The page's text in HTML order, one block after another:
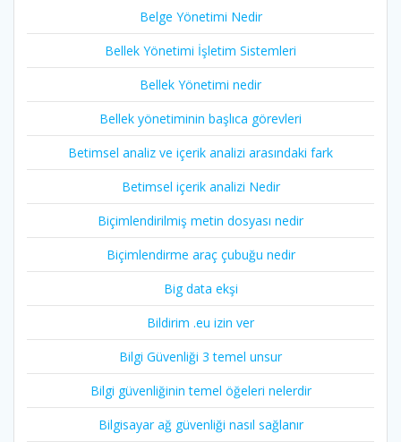
Belge Yönetimi Nedir
Bellek Yönetimi İşletim Sistemleri
Bellek Yönetimi nedir
Bellek yönetiminin başlıca görevleri
Betimsel analiz ve içerik analizi arasındaki fark
Betimsel içerik analizi Nedir
Biçimlendirilmiş metin dosyası nedir
Biçimlendirme araç çubuğu nedir
Big data ekşi
Bildirim .eu izin ver
Bilgi Güvenliği 3 temel unsur
Bilgi güvenliğinin temel öğeleri nelerdir
Bilgisayar ağ güvenliği nasıl sağlanır